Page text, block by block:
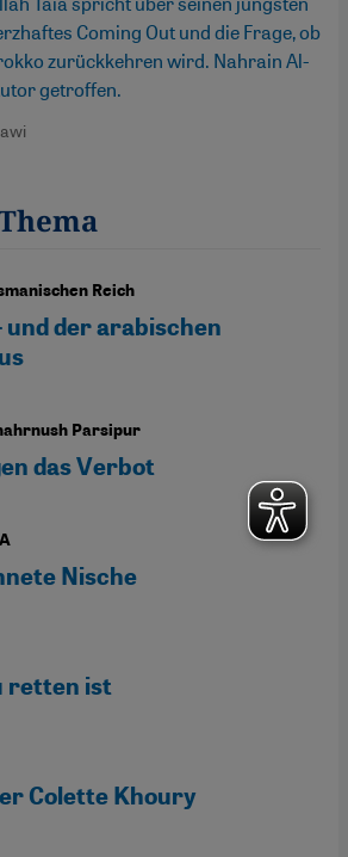
Coming Out und die Frage, ob
zurückkehren wird. Nahrain Al-
getroffen.
Reich
und der arabischen
Parsipur
das Verbot
Nische
retten ist
Colette Khoury